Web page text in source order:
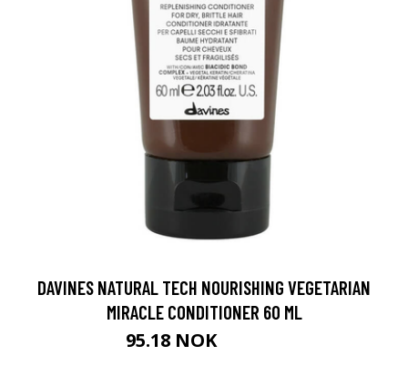
DAVINES NATURAL TECH NOURISHING VEGETARIAN
MIRACLE CONDITIONER 60 ML
95.18 NOK